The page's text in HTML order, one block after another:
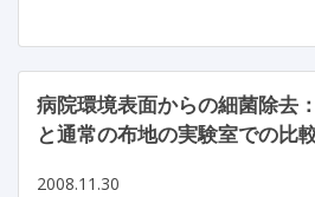
病院環境表面からの細菌除去
と通常の布地の実験室での比
2008.11.30